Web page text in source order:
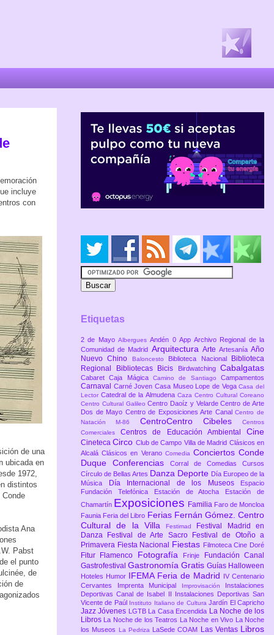
incluye
con
de una
ubicada en
1972,
distintos
Ana
Pabst
el punto
de
de
Etiquetas
2 de Mayo AlberguesAndén 0 AppArchivo Regional de la
Comunidad de Madrid Arquitectura Arte ArtesaníaAño
Nuevo Chino
Baloncesto Biblioteca Nacional
Biblioteca
Regional
Bibliotecas Bicis Birdwatching Cabalgatas
CabaretCaja MágicaCamino de SantiagoCampamentos
Carnaval Carné JovenCasa Museo Lope de VegaCasa del
LectorCatedral de la Almudena Caza Centro Cultural Coreano
Centro Cultural GalileoCentro Daoíz y VelardeCentro de Arte
Dos de Mayo Centro de Exposiciones Arte CanalCentro de
Natación M-86 CentroCentro Cibeles
Centros
ComercialesCentros de Educación AmbientalCine
CinetecaCirco Club de Campo Villa de Madrid Clásicos en
AlcaláClásicos en Verano Comedia ConciertosConde
Duque Conferencias Corral de Comedias Cursos
Círculo de Bellas Artes Danza Deporte Día Europeo de la
Música
Día Internacional de los Museos
Espacio
Fundación Telefónica
Estación de Atocha
Estación de
Chamartín Exposiciones Familia Faro de Moncloa
Faunia Feria del Libro Ferias Fernán Gómez. Centro
Cultural de la VillaFestimad
Festival Madrid en
Danza
Festival de Arte Sacro
Festival de Otoño a
Primavera Fiesta Nacional Fiestas Filmoteca Cine Doré
Fitur Flamenco Fotografía Frinje
Fundación Canal
Gastrofestival Gastronomía Gratis Guías Halloween
Hoteles Humor IFEMA Feria de Madrid
IV Centenario
Cervantes
Imprenta Municipal Improvisación
Instalaciones
Deportivas Canal de Isabel II
Instalaciones Deportivas San
Vicente de Paúl
Instituto Italiano de CulturaJardín El Capricho
JazzJóvenes LGTB La Casa Encendida La Noche de los
Libros
La Noche de los Teatros La Noche en Vivo
La Noche
los Museos
La Pedriza LaSede COAM Las Ventas Libros